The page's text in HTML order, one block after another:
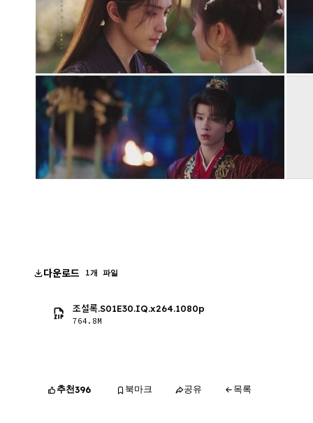
다운로드 1개 파일
조설록.S01E30.IQ.x264.1080p
764.8M
추천396 북마크 공유 목록